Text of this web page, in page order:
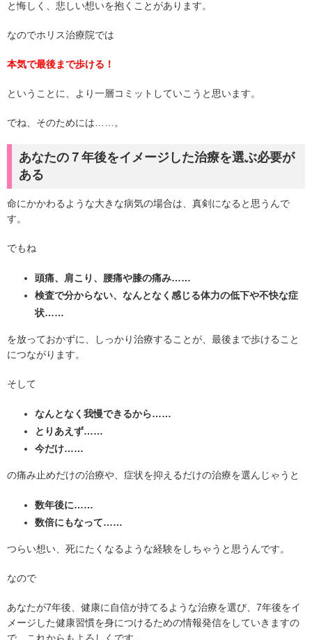
と悔しく、悲しい想いを抱くことがあります。
なのでホリス治療院では
本気で最後まで歩ける！
ということに、より一層コミットしていこうと思います。
でね、そのためには……。
あなたの７年後をイメージした治療を選ぶ必要が
ある
命にかかわるような大きな病気の場合は、真剣になると思うんで
す。
でもね
頭痛、肩こり、腰痛や膝の痛み……
検査で分からない、なんとなく感じる体力の低下や不快な症
状……
を放っておかずに、しっかり治療することが、最後まで歩けること
につながります。
そして
なんとなく我慢できるから……
とりあえず……
今だけ……
の痛み止めだけの治療や、症状を抑えるだけの治療を選んじゃうと
数年後に……
数倍にもなって……
つらい想い、死にたくなるような経験をしちゃうと思うんです。
なので
あなたが7年後、健康に自信が持てるような治療を選び、7年後をイ
メージした健康習慣を身につけるための情報発信をしていきますの